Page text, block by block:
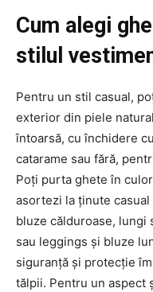
Cum alegi
stilul
Pentru un stil casual,
exterior din piele
întoarsă, cu închidere
catarame sau fără,
Poți purta ghete în
asortezi la ținute
bluze călduroase,
sau leggings și bluze
siguranță și protecție
tălpii. Pentru un aspect